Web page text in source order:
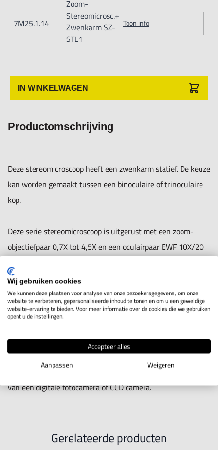
7M25.1.14
Zoom-
Stereomicrosc.+
Zwenkarm SZ-
STL1
Toon info
IN WINKELWAGEN
Productomschrijving
Deze stereomicroscoop heeft een zwenkarm statief. De keuze
kan worden gemaakt tussen een binoculaire of trinoculaire
kop.
Deze serie stereomicroscoop is uitgerust met een zoom-
objectiefpaar 0,7X tot 4,5X en een oculairpaar EWF 10X/20
en de oogafstand is instelbaar van 51-75 mm. Traploze
vergrotingen van 7X tot 45X; gezichtsvelden van 28 tot 4,5
mm. De werkafstand is 100 mm.
De 7M25.1.13 is een binoculaire stereomicroscoop, de
7M25.1.14 is een trinoculaire stereomicroscoop. De derde
“trinoculaire” tubus kan worden gebruikt voor het monteren
van een digitale fotocamera of CCD camera.
Gerelateerde producten
Wij gebruiken cookies
We kunnen deze plaatsen voor analyse van onze bezoekersgegevens, om onze
website te verbeteren, gepersonaliseerde inhoud te tonen en om u een geweldige
website-ervaring te bieden. Voor meer informatie over de cookies die we gebruiken
opent u de instellingen.
Accepteer alles
Aanpassen
Weigeren